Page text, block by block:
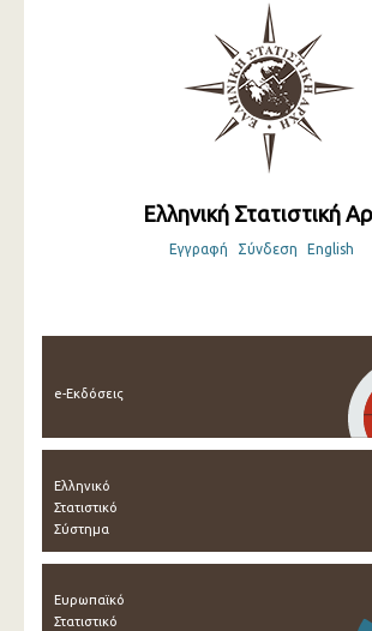
Ελληνική Στατιστική
Εγγραφή Σύνδεση English
e-Εκδόσεις
Ελληνικό
Στατιστικό
Σύστημα
Ευρωπαϊκό
Στατιστικό